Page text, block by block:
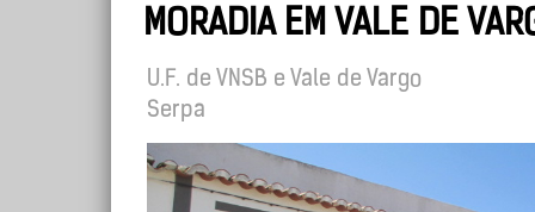
MORADIA EM VALE DE
U.F. de VNSB e Vale de Vargo
Serpa